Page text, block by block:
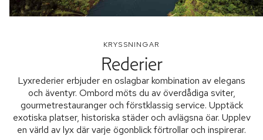
KRYSSNINGAR
Rederier
Lyxrederier erbjuder en oslagbar kombination av elegans
och äventyr. Ombord möts du av överdådiga sviter,
gourmetrestauranger och förstklassig service. Upptäck
exotiska platser, historiska städer och avlägsna öar. Upplev
en värld av lyx där varje ögonblick förtrollar och inspirerar.